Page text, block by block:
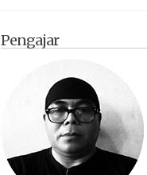
Pengajar